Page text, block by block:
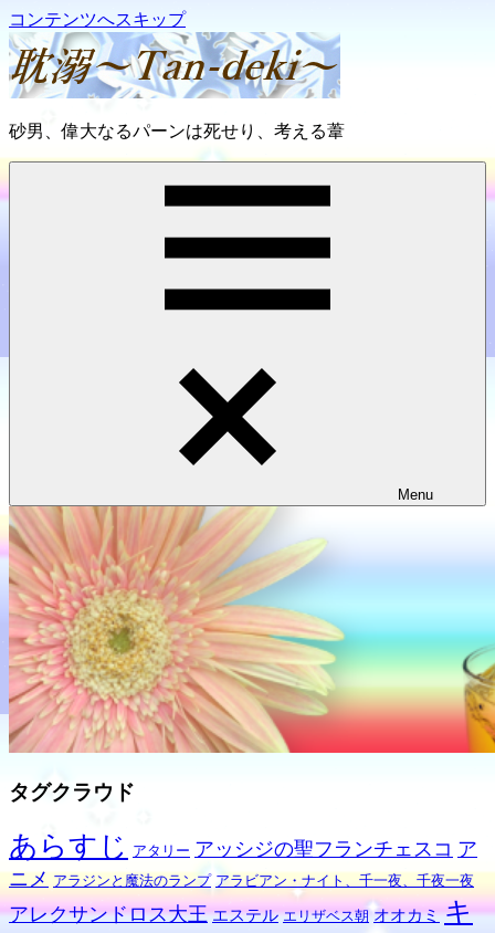
コンテンツへスキップ
耽
砂男、偉大なるパーンは死せり、考える葦
Menu
タグクラウド
あらすじ アタリー アッシジの聖フランチェスコ ア
ニメ アラジンと魔法のランプ アラビアン・ナイト、千一夜、千夜一夜
アレクサンドロス大王 エステル エリザベス朝 オオカミ キ